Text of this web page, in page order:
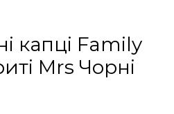
капці Family
Mrs Чорні